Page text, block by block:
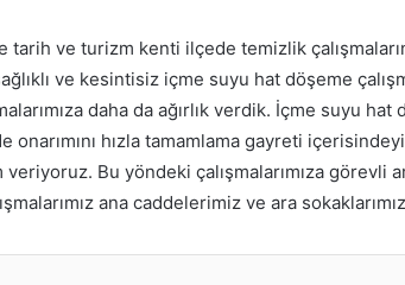
ve turizm kenti ilçede temizlik
ve kesintisiz içme suyu hat döşeme
daha da ağırlık verdik. İçme suyu hat
onarımını hızla tamamlama gayreti
veriyoruz. Bu yöndeki çalışmalarımıza
ana caddelerimiz ve ara